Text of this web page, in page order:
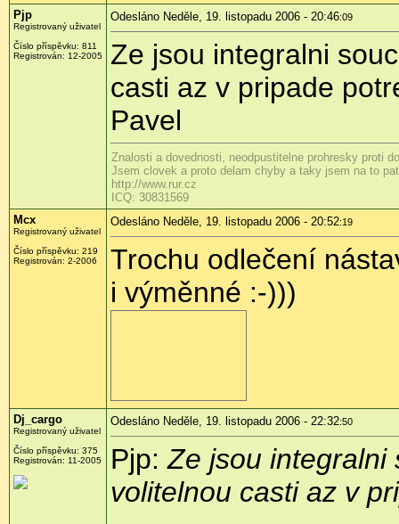
Pjp
Registrovaný uživatel
Číslo příspěvku: 811
Registrován: 12-2005
Odesláno Neděle, 19. listopadu 2006 - 20:46:09
Ze jsou integralni
casti az v pripade
Pavel
Znalosti a dovednosti, neodpustitelne prohresky proti
Jsem clovek a proto delam chyby a taky jsem na to
http://www.rur.cz
ICQ: 30831569
Mcx
Registrovaný uživatel
Číslo příspěvku: 219
Registrován: 2-2006
Odesláno Neděle, 19. listopadu 2006 - 20:52:19
Trochu odlečení
i výměnné :-)))
Dj_cargo
Registrovaný uživatel
Číslo příspěvku: 375
Registrován: 11-2005
Odesláno Neděle, 19. listopadu 2006 - 22:32:50
Pjp:Ze jsou integralni
volitelnou casti az v